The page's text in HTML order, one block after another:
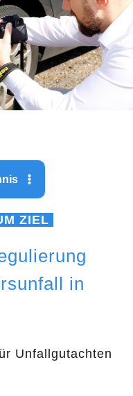
ZIEL
in
Unfallgutachten